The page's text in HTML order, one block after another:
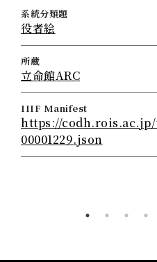
系統分類題
役者絵
所蔵
立命館ARC
IIIF Manifest
https://
00001229.json